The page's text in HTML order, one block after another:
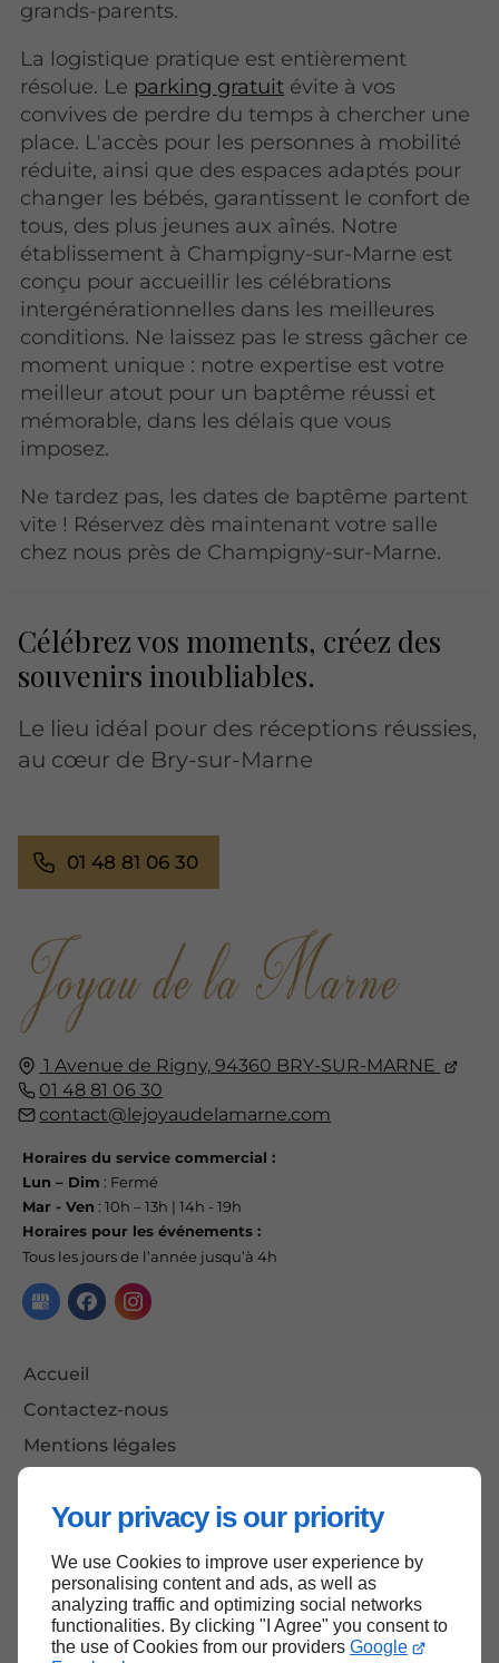
Your privacy is our priority
We use Cookies to improve user experience by
personalising content and ads, as well as
analyzing traffic and optimizing social networks
functionalities. By clicking "I Agree" you consent to
the use of Cookies from our providers Google
grands-parents.
La logistique pratique est entièrement
résolue. Le parking gratuit évite à vos
convives de perdre du temps à chercher une
place. L'accès pour les personnes à mobilité
réduite, ainsi que des espaces adaptés pour
changer les bébés, garantissent le confort de
tous, des plus jeunes aux aînés. Notre
établissement à Champigny-sur-Marne est
conçu pour accueillir les célébrations
intergénérationnelles dans les meilleures
conditions. Ne laissez pas le stress gâcher ce
moment unique : notre expertise est votre
meilleur atout pour un baptême réussi et
mémorable, dans les délais que vous
imposez.
Ne tardez pas, les dates de baptême partent
vite ! Réservez dès maintenant votre salle
chez nous près de Champigny-sur-Marne.
1 Avenue de Rigny, 94360 BRY-SUR-MARNE
01 48 81 06 30
contact@lejoyaudelamarne.com
Horaires du service commercial :
Lun – Dim : Fermé
Mar - Ven : 10h – 13h | 14h - 19h
Horaires pour les événements :
Tous les jours de l’année jusqu’à 4h
Accueil
Contactez-nous
Mentions légales
Célébrez vos moments, créez des
souvenirs inoubliables.
Le lieu idéal pour des réceptions réussies,
au cœur de Bry-sur-Marne
01 48 81 06 30
Haut de page